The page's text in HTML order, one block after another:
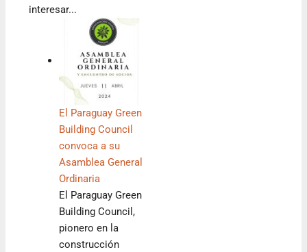
interesar...
El Paraguay Green
Building Council
convoca a su
Asamblea General
Ordinaria
El Paraguay Green
Building Council,
pionero en la
construcción